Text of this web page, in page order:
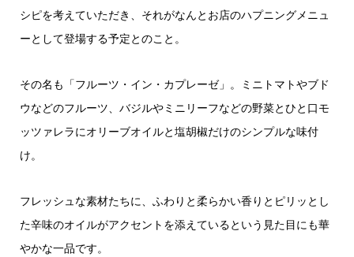
シピを考えていただき、それがなんとお店のハプニングメニュ
ーとして登場する予定とのこと。
その名も「フルーツ・イン・カプレーゼ」。ミニトマトやブド
ウなどのフルーツ、バジルやミニリーフなどの野菜とひと口モ
ッツァレラにオリーブオイルと塩胡椒だけのシンプルな味付
け。
フレッシュな素材たちに、ふわりと柔らかい香りとピリッとし
た辛味のオイルがアクセントを添えているという見た目にも華
やかな一品です。